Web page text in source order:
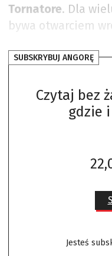
Tornatore. Dla
bywa otwarciem
SUBSKRYBUJ ANGORĘ
Czytaj bez
gdzie
Jesteś